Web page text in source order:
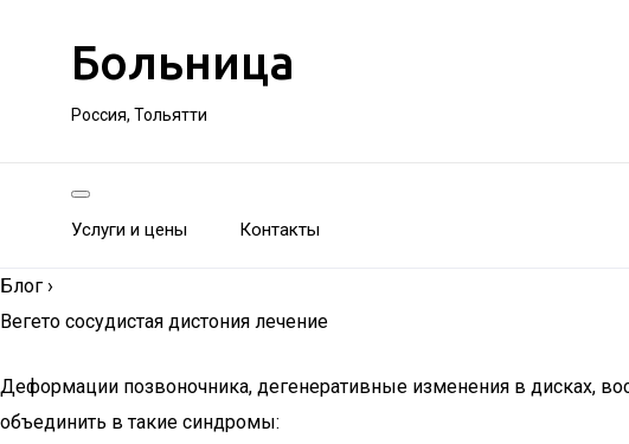
Больница
Россия, Тольятти
Услуги и цены Контакты
Блог ›
Вегето сосудистая дистония лечение
Деформации позвоночника, дегенеративные изменения в дисках,
объединить в такие синдромы: